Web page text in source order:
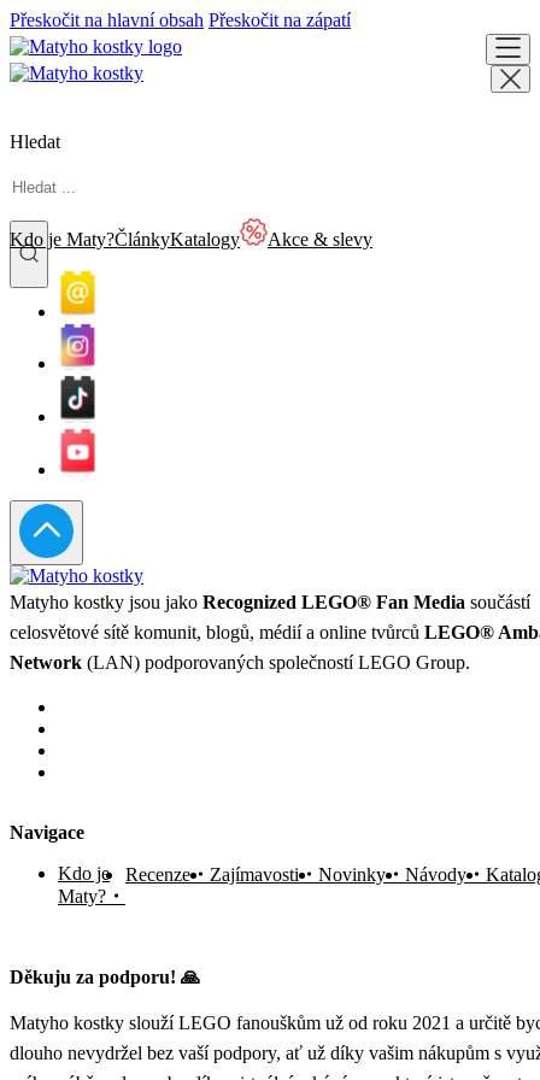
Přeskočit na hlavní obsah Přeskočit na zápatí
Hledat
Kdo je Maty?ČlánkyKatalogy Akce & slevy
Matyho kostky jsou jako Recognized LEGO® Fan Media součástí
celosvětové sítě komunit, blogů, médií a online tvůrců LEGO®
Network (LAN) podporovaných společností LEGO Group.
Navigace
Kdo je
Maty?
Recenze Zajímavosti Novinky Návody
Děkuju za podporu! 🙏
Matyho kostky slouží LEGO fanouškům už od roku 2021 a určitě
dlouho nevydržel bez vaší podpory, ať už díky vašim nákupům s